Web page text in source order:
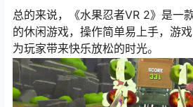
总的来说，《水果忍者VR 2》是一
的休闲游戏，操作简单易上手，游
为玩家带来快乐放松的时光。